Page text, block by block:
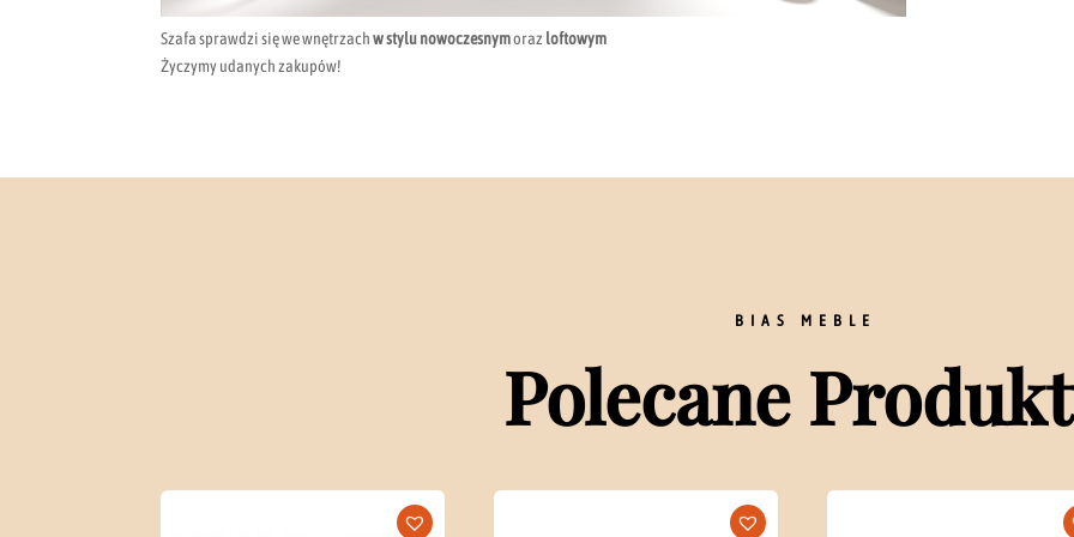
Szafa sprawdzi się we wnętrzachw stylu nowoczesnymoraz loftowym
Życzymy udanych zakupów!
BIAS MEBLE
Polecane